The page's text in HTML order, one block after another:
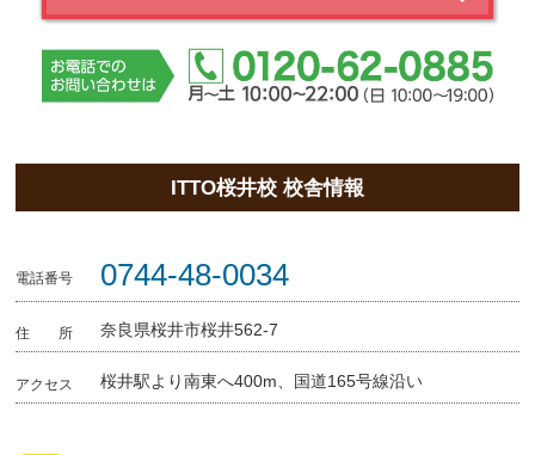
ITTO桜井校 校舎情報
電話番号 0744-48-0034
住 所 奈良県桜井市桜井562-7
アクセス 桜井駅より南東へ400m、国道165号線沿い